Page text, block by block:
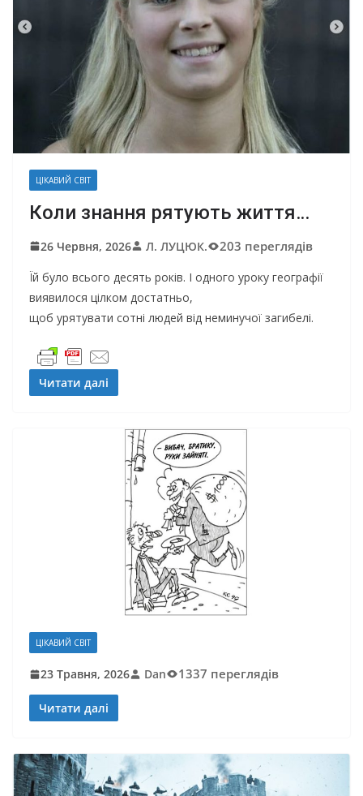
ЦІКАВИЙ СВІТ
Коли знання рятують життя…
26 Червня, 2026 Л. ЛУЦЮК. 203 переглядів
Їй було всього десять років. І одного уроку географії
виявилося цілком достатньо,
щоб урятувати сотні людей від неминучої загибелі.
Читати далі
ЦІКАВИЙ СВІТ
23 Травня, 2026 Dan 1337 переглядів
Читати далі